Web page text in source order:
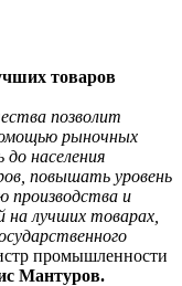
товаров
позволит
рыночных
населения
повышать уровень
производства и
лучших товарах,
промышленности
Мантуров.